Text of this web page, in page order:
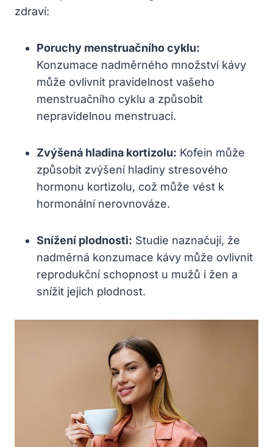
zdraví:
Poruchy menstruačního cyklu:
Konzumace nadměrného množství kávy
může ovlivnit pravidelnost vašeho
menstruačního cyklu a způsobit
nepravidelnou menstruaci.
Zvýšená hladina kortizolu: Kofein může
způsobit zvýšení hladiny stresového
hormonu kortizolu, což může vést k
hormonální nerovnováze.
Snížení plodnosti: Studie naznačují, že
nadměrná konzumace kávy může ovlivnit
reprodukční schopnost u mužů i žen a
snížit jejich plodnost.